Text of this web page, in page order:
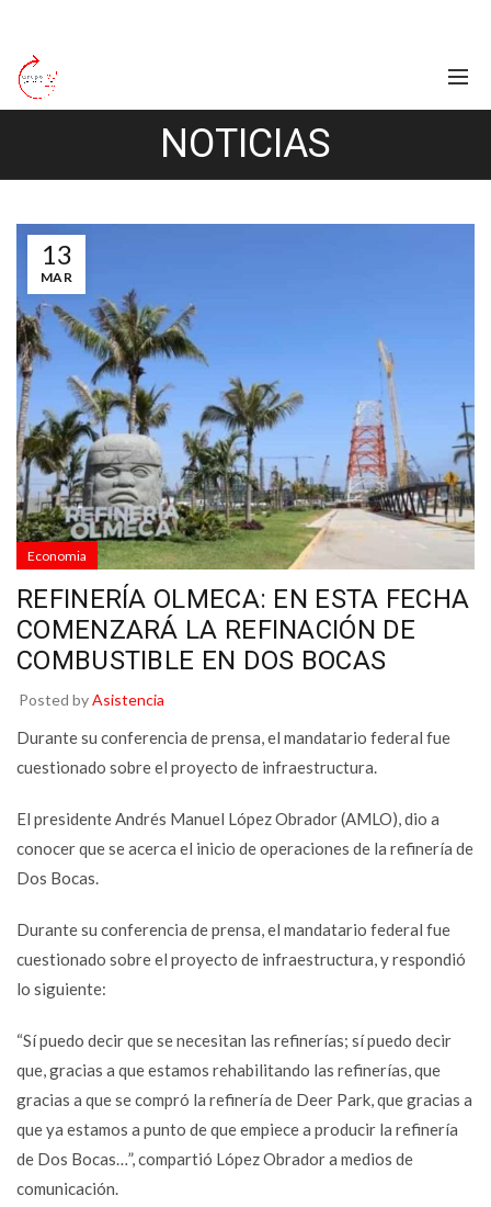
NOTICIAS
13
MAR
Economia
REFINERÍA OLMECA: EN ESTA FECHA
COMENZARÁ LA REFINACIÓN DE
COMBUSTIBLE EN DOS BOCAS
Posted byAsistencia
Durante su conferencia de prensa, el mandatario federal fue
cuestionado sobre el proyecto de infraestructura.
El presidente Andrés Manuel López Obrador (AMLO), dio a
conocer que se acerca el inicio de operaciones de la refinería de
Dos Bocas.
Durante su conferencia de prensa, el mandatario federal fue
cuestionado sobre el proyecto de infraestructura, y respondió
lo siguiente:
“Sí puedo decir que se necesitan las refinerías; sí puedo decir
que, gracias a que estamos rehabilitando las refinerías, que
gracias a que se compró la refinería de Deer Park, que gracias a
que ya estamos a punto de que empiece a producir la refinería
de Dos Bocas…”, compartió López Obrador a medios de
comunicación.